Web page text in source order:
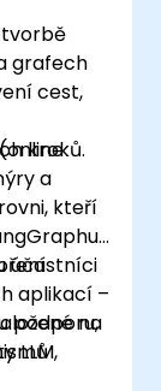
tvorbě
grafech
cest,
kroků.
a
kteří
aplikací –
podporu,
účastníci
na
LLM,